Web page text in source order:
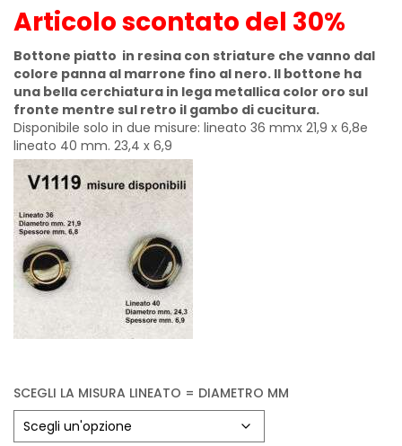
Prodotti per la sartoria (34)
Ricamo (119)
Quadri Mezzo Punto (92)
Canovacci Completi di Filati e Ago (24)
Sciarpe (8)
Set di Bottoni Vintage (77)
Swarovski (2)
Vintage (165)
Articolo scontato del 30%
Bottone piatto in resina con striature che vanno dal
colore panna al marrone fino al nero. Il bottone ha
una bella cerchiatura in lega metallica color oro sul
fronte mentre sul retro il gambo di cucitura.
Disponibile solo in due misure: lineato 36 mmx 21,9 x 6,8e
lineato 40 mm. 23,4 x 6,9
SCEGLI LA MISURA LINEATO = DIAMETRO MM